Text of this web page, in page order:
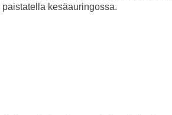
kesäauringossa.